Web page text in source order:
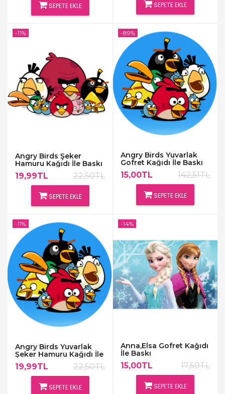
SEPETE EKLE SEPETE EKLE
Angry Birds Şeker
Hamuru Kağıdı İle Baskı
19,99TL 22,50TL
SEPETE EKLE
-11%
Angry Birds Yuvarlak
Gofret Kağıdı İle Baskı
15,00TL 142,51TL
SEPETE EKLE
-89%
Angry Birds Yuvarlak
Şeker Hamuru Kağıdı İle
Baskı
19,99TL 22,50TL
SEPETE EKLE
-11%
Anna,Elsa Gofret Kağıdı
İle Baskı
15,00TL 17,50TL
SEPETE EKLE
-14%